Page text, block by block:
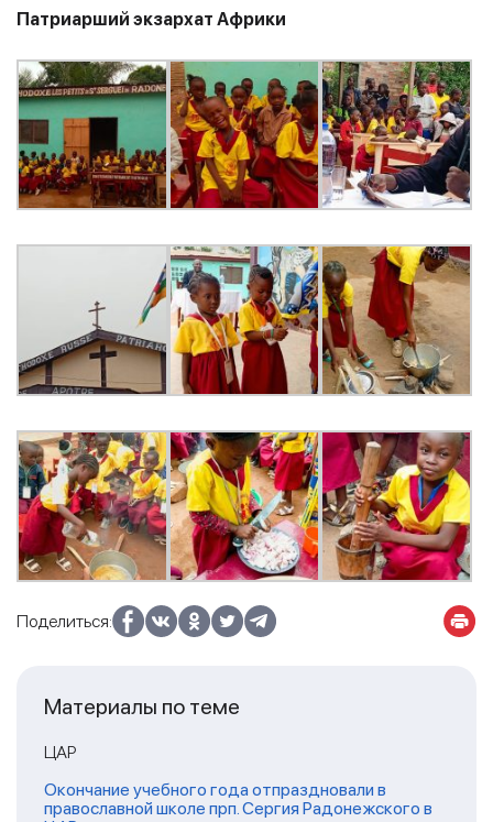
Патриарший экзархат Африки
Поделиться:
Материалы по теме
ЦАР
Окончание учебного года отпраздновали в
православной школе прп. Сергия Радонежского в